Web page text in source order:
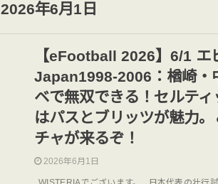
2026年6月1日
【eFootball 2026】6/1 エ
Japan1998-2006：楢崎・
ベで無双できる！セルテ
はパスとブリッツが魅力
チャが来るぞ！
2026年6月1日